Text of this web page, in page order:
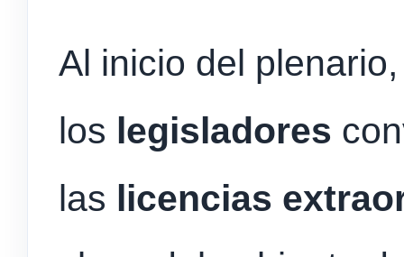
Al inicio del plenario,
los legisladores
las licencias